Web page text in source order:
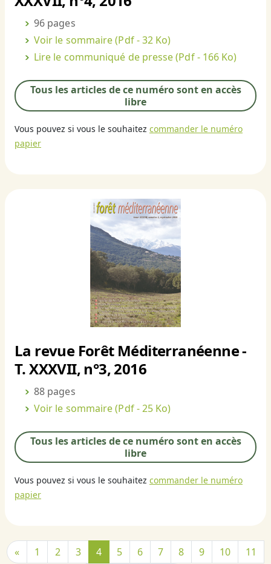
96 pages
Voir le sommaire(Pdf - 32 Ko)
Lire le communiqué de presse(Pdf - 166 Ko)
Tous les articles de ce numéro sont en accès
libre
Vous pouvez si vous le souhaitez commander le numéro
papier
La revue Forêt Méditerranéenne -
T. XXXVII, n°3, 2016
88 pages
Voir le sommaire(Pdf - 25 Ko)
Tous les articles de ce numéro sont en accès
libre
Vous pouvez si vous le souhaitez commander le numéro
papier
« 1 2 3 4 5 6 7 8 9 10
11